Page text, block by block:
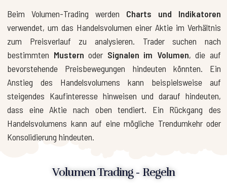
Beim Volumen-Trading werden Charts und Indikatoren
verwendet, um das Handelsvolumen einer Aktie im Verhältnis
zum Preisverlauf zu analysieren. Trader suchen nach
bestimmten Mustern oder Signalen im Volumen, die auf
bevorstehende Preisbewegungen hindeuten könnten. Ein
Anstieg des Handelsvolumens kann beispielsweise auf
steigendes Kaufinteresse hinweisen und darauf hindeuten,
dass eine Aktie nach oben tendiert. Ein Rückgang des
Handelsvolumens kann auf eine mögliche Trendumkehr oder
Konsolidierung hindeuten.
Volumen Trading - Regeln